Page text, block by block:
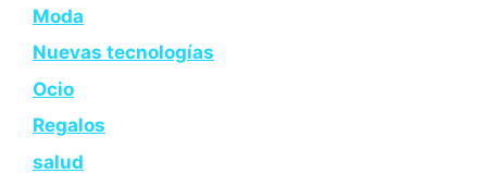
Moda
Nuevas tecnologías
Ocio
Regalos
salud